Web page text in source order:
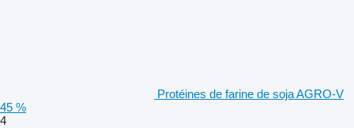
Protéines de farine de soja AGRO-V
45 %
4